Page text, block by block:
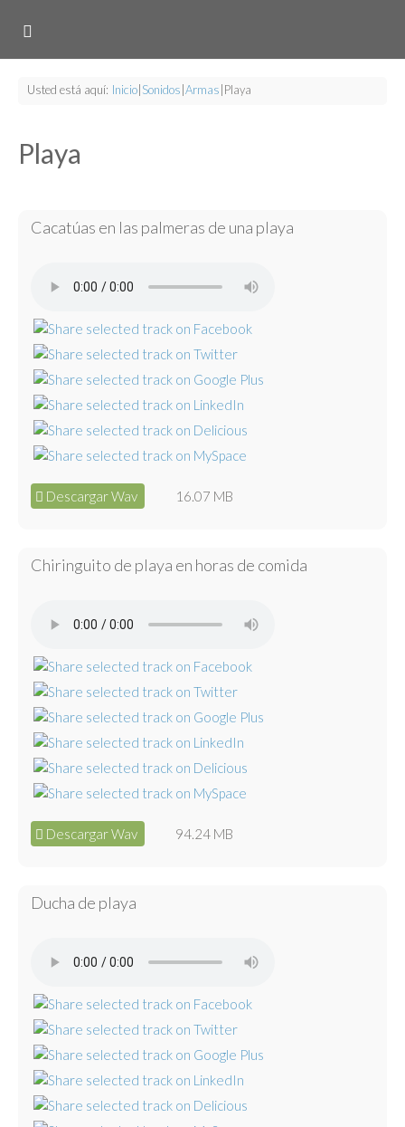
Usted está aquí: Inicio Sonidos Armas Playa
Playa
Cacatúas en las palmeras de una playa
Descargar Wav 16.07 MB
Chiringuito de playa en horas de comida
Descargar Wav 94.24 MB
Ducha de playa